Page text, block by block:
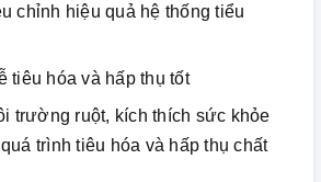
chỉnh hiệu quả hệ thống tiểu
tiêu hóa và hấp thụ tốt
trường ruột, kích thích sức khỏe
trình tiêu hóa và hấp thụ chất